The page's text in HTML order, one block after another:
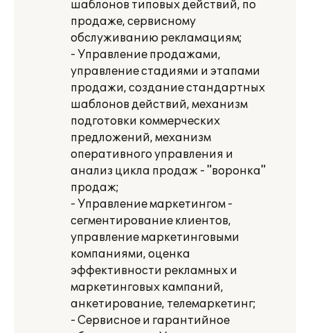
шаблонов типовых действий, по
продаже, сервисному
обслуживанию рекламациям;
- Управление продажами,
управление стадиями и этапами
продажи, создание стандартных
шаблонов действий, механизм
подготовки коммерческих
предложений, механизм
оперативного управления и
анализ цикла продаж - "воронка"
продаж;
- Управление маркетингом -
сегментирование клиентов,
управление маркетинговыми
компаниями, оценка
эффективности рекламных и
маркетинговых кампаний,
анкетирование, телемаркетинг;
- Сервисное и гарантийное